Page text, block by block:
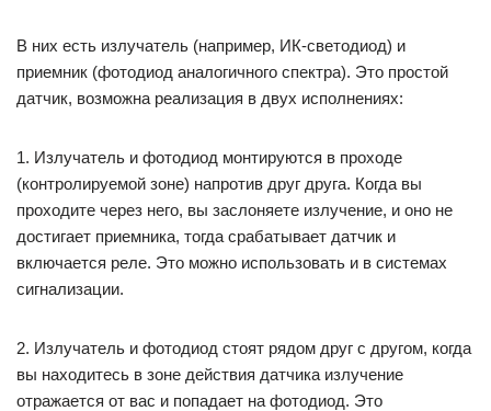
В них есть излучатель (например, ИК-светодиод) и
приемник (фотодиод аналогичного спектра). Это простой
датчик, возможна реализация в двух исполнениях:
1. Излучатель и фотодиод монтируются в проходе
(контролируемой зоне) напротив друг друга. Когда вы
проходите через него, вы заслоняете излучение, и оно не
достигает приемника, тогда срабатывает датчик и
включается реле. Это можно использовать и в системах
сигнализации.
2. Излучатель и фотодиод стоят рядом друг с другом, когда
вы находитесь в зоне действия датчика излучение
отражается от вас и попадает на фотодиод. Это